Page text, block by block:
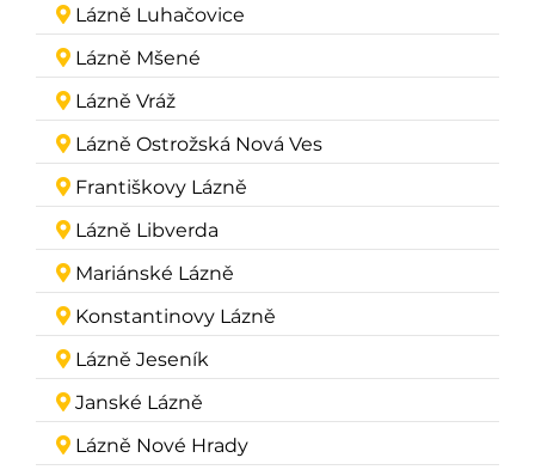
Lázně Luhačovice
Lázně Mšené
Lázně Vráž
Lázně Ostrožská Nová Ves
Františkovy Lázně
Lázně Libverda
Mariánské Lázně
Konstantinovy Lázně
Lázně Jeseník
Janské Lázně
Lázně Nové Hrady